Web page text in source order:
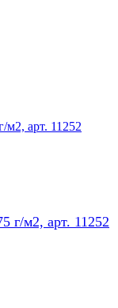
г/м2, арт. 11252